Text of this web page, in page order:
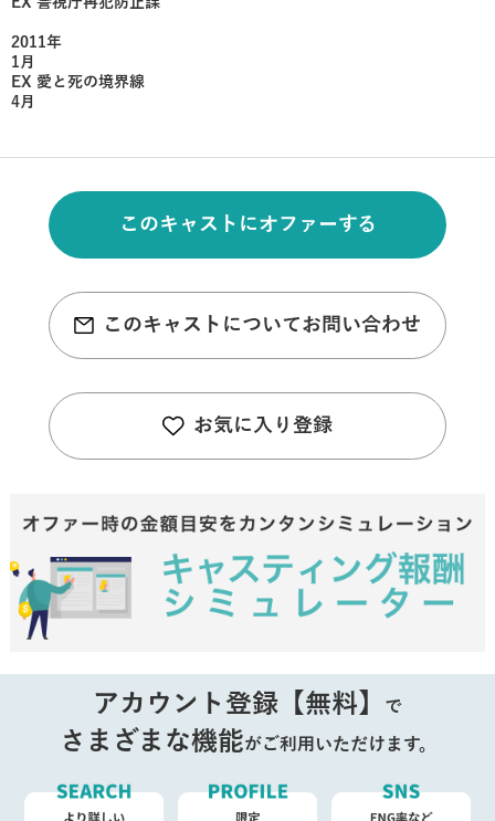
2011年
1月
EX 愛と死の境界線
4月
このキャストにオファーする
このキャストについてお問い合わせ
お気に入り登録
アカウント登録【無料】 で
さまざまな機能がご利用いただけます。